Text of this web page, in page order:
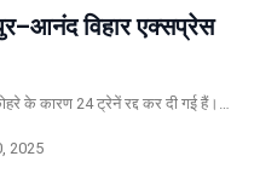
विहार एक्सप्रेस
के कारण 24 ट्रेनें रद्द कर दी गई हैं।…
2025